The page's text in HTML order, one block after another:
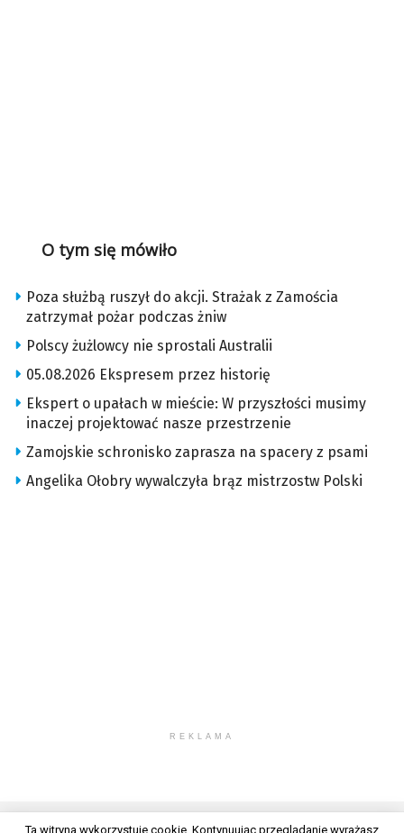
O tym się mówiło
Poza służbą ruszył do akcji. Strażak z Zamościa
zatrzymał pożar podczas żniw
Polscy żużlowcy nie sprostali Australii
05.08.2026 Ekspresem przez historię
Ekspert o upałach w mieście: W przyszłości musimy
inaczej projektować nasze przestrzenie
Zamojskie schronisko zaprasza na spacery z psami
Angelika Ołobry wywalczyła brąz mistrzostw Polski
REKLAMA
Ta witryna wykorzystuje cookie. Kontynuując przeglądanie wyrażasz